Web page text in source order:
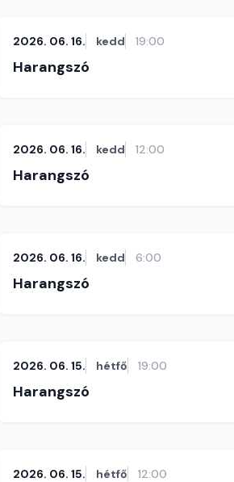
2026. 06. 16. kedd 19:00
Harangszó
2026. 06. 16. kedd 12:00
Harangszó
2026. 06. 16. kedd 6:00
Harangszó
2026. 06. 15. hétfő 19:00
Harangszó
2026. 06. 15. hétfő 12:00